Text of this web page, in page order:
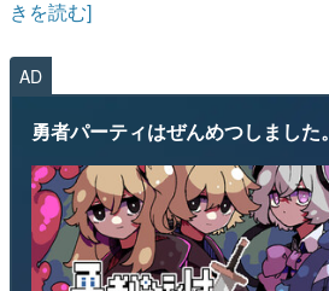
きを読む]
AD
勇者パーティはぜんめつしました。